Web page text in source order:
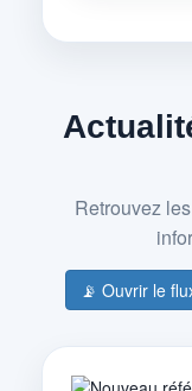
Retrouvez
📡 Ouvrir le